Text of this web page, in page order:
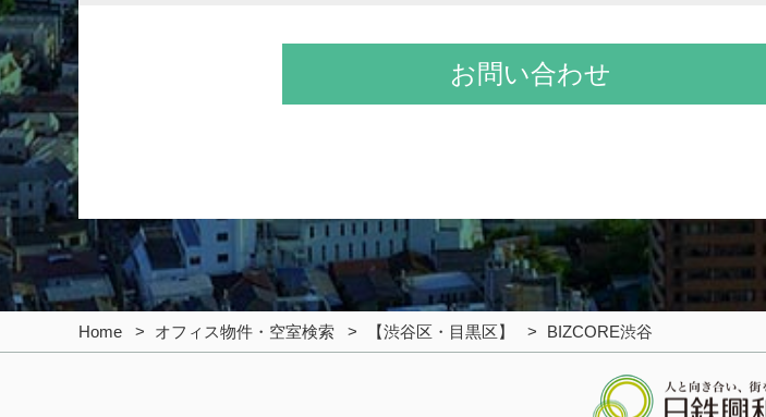
お問い合わせ
Home オフィス物件・空室検索 【渋谷区・目黒区】 BIZCORE渋谷